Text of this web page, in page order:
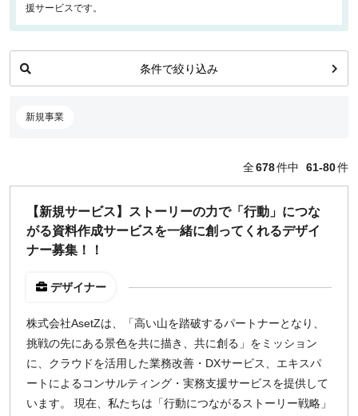
援サービスです。
条件で絞り込み
新規事業
iOS/Androidアプリエンジニア
データサイエンティスト
出社のみ
特徴
副業OK
スタートアップ
土日週末OK
稼働時間
全678件中 61-80件
【新規サービス】ストーリーの力で「行動」につな
がる資料作成サービスを一緒に創ってくれるデザイ
ナー募集！！
デザイナー
株式会社AsetZは、「高い山を踏破するパートナーとなり、
挑戦の先にある景色を共に描き、共に創る」をミッション
に、クラウドを活用した業務改善・DXサービス、エキスパ
ートによるコンサルティング・実務支援サービスを提供して
います。 現在、私たちは「行動につながるストーリー戦略」